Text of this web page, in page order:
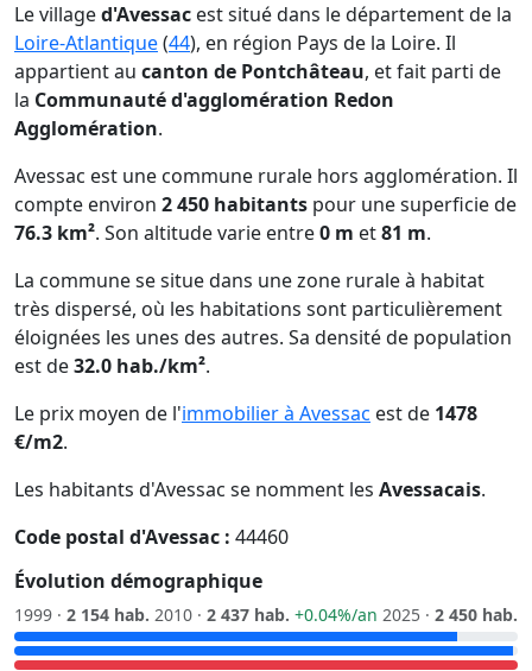
Le villaged'Avessac est situé dans le département de la
Loire-Atlantique(44), en région Pays de la Loire. Il
appartient au canton de Pontchâteau, et fait parti de
la Communauté d'agglomération Redon
Agglomération.
Avessac est une commune rurale hors agglomération. Il
compte environ 2 450 habitants pour une superficie de
76.3 km². Son altitude varie entre0 m et81 m.
La commune se situe dans une zone rurale à habitat
très dispersé, où les habitations sont particulièrement
éloignées les unes des autres. Sa densité de population
est de32.0 hab./km².
Le prix moyen de l'immobilier à Avessac est de 1478
€/m2.
Les habitants d'Avessac se nomment les Avessacais.
Code postal d'Avessac : 44460
Évolution démographique
1999 · 2 154 hab. 2010 · 2 437 hab. +0.04%/an 2025 · 2 450 hab.